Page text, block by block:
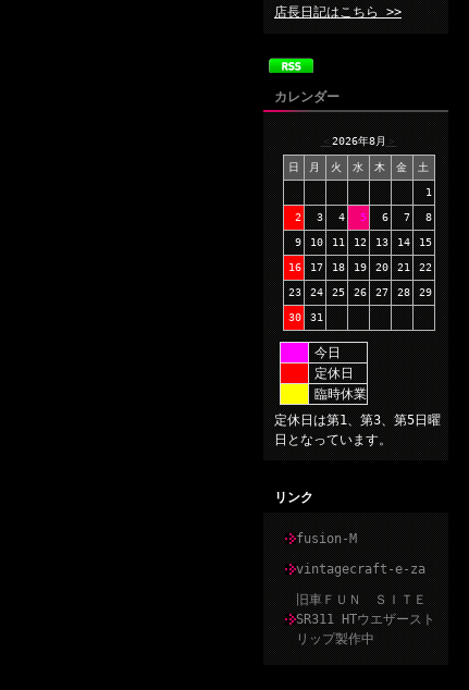
店長日記はこちら >>
カレンダー
＜2026年8月＞
日 月 火 水 木 金 土
1
2 3 4 5 6 7 8
9 10 11 12 13 14 15
16 17 18 19 20 21 22
23 24 25 26 27 28 29
30 31
今日
定休日
臨時休業
定休日は第1、第3、第5日曜
日となっています。
リンク
fusion-M
vintagecraft-e-za
旧車ＦＵＮ ＳＩＴＥ
SR311 HTウエザースト
リップ製作中